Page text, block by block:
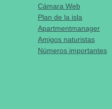
Cámara Web
Plan de la isla
Apartmentmanager
Amigos naturistas
Números importantes